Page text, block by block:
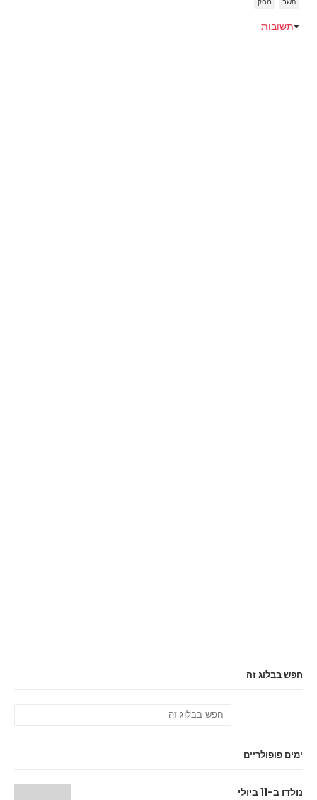
תשובות
חפש בבלוג זה
ימים פופולריים
נולדו ב-11 ביולי